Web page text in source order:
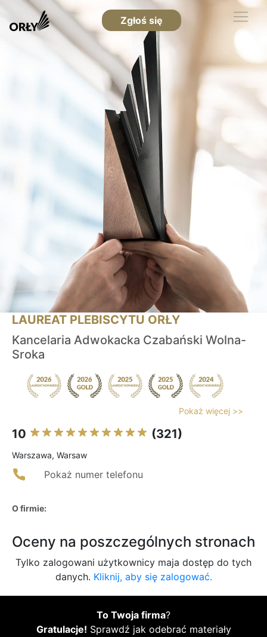
Zgłoś się
LAUREAT PLEBISCYTU ORŁY
Kancelaria Adwokacka Czabański Wolna-
Sroka
Pokaż więcej >>
10 (321)
Warszawa, Warsaw
Pokaż numer telefonu
O firmie:
Oceny na poszczególnych stronach
Tylko zalogowani użytkownicy maja dostęp do tych
danych. Kliknij, aby się zalogować.
To Twoja firma?
Gratulacje! Sprawdź jak odebrać materiały